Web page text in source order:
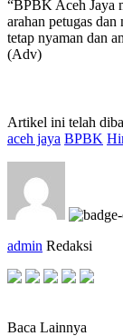
“BPBK Aceh Jaya
arahan petugas
tetap nyaman dan
(Adv)
Artikel ini telah
aceh jaya BPBK
admin Redaksi
Baca Lainnya